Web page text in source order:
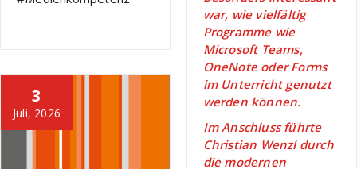
3
Juli, 2026
war, wie vielfältig
Programme wie
Microsoft Teams,
OneNote oder Forms
im Unterricht genutzt
werden können.
Im Anschluss führte
Christian Wenzl durch
die modernen